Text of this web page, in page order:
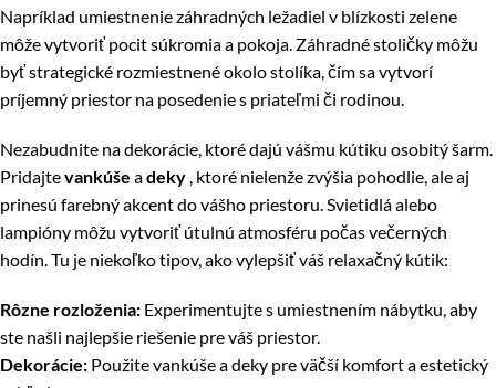
Napríklad umiestnenie záhradných ležadiel v blízkosti zelene
môže vytvoriť pocit súkromia a pokoja. Záhradné stoličky môžu
byť strategické rozmiestnené okolo stolíka, čím sa vytvorí
príjemný priestor na posedenie s priateľmi či rodinou.
Nezabudnite na dekorácie, ktoré dajú vášmu kútiku osobitý šarm.
Pridajtevankúše adeky , ktoré nielenže zvýšia pohodlie, ale aj
prinesú farebný akcent do vášho priestoru. Svietidlá alebo
lampióny môžu vytvoriť útulnú atmosféru počas večerných
hodín. Tu je niekoľko tipov, ako vylepšiť váš relaxačný kútik:
Rôzne rozloženia: Experimentujte s umiestnením nábytku, aby
ste našli najlepšie riešenie pre váš priestor.
Dekorácie: Použite vankúše a deky pre väčší komfort a estetický